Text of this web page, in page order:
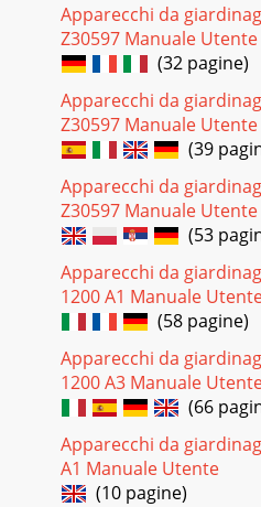
das Gerät nicht bei Regen, bei
feuchter Umgebung (wie z.B. an
7CHATDEben werden, von
ausführen. • Bewahren Sie das
Ort und außerhalb der
Pagina 33
8DE AT
und Zerkleinern grobscholligen
Einarbeitung von Dünger, Torf
Pagina 34
9CHATDE 5. Zum Einschalten
Entriegelungsknopf (17) am
Starthebel (18). Lassen Sie
Apparecchi da
Z30597 Manuale Utente
(32 pagine)
Apparecchi da
Z30597 Manuale Utente
(39
Apparecchi da
Z30597 Manuale Utente
(53
Apparecchi da
1200 A1 Manuale
(58 pagine)
Apparecchi da
1200 A3 Manuale
(66
Apparecchi da
A1 Manuale Utente
(10 pagine)